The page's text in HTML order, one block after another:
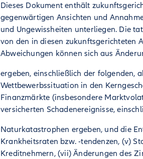
Dieses Dokument enthält
gegenwärtigen Ansichten und
und Ungewissheiten unterliegen. Die
von den in diesen zukunftsgerichteten
Abweichungen können sich aus
ergeben, einschließlich der folgenden,
Wettbewerbssituation in den
Finanzmärkte (insbesondere
versicherten Schadenereignisse,
Naturkatastrophen ergeben, und die
Krankheitsraten bzw. -tendenzen, (v)
Kreditnehmern, (vii) Änderungen des